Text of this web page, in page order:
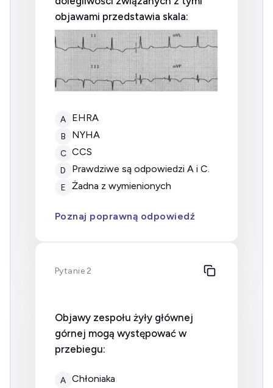
objawami przedstawia skala:
A EHRA
B NYHA
C CCS
D prawdziwe są odpowiedzi A i C.
E żadna z wymienionych
Poznaj poprawną odpowiedź
Pytanie 2
Objawy zespołu żyły głównej
górnej mogą występować w
przebiegu:
A chłoniaka